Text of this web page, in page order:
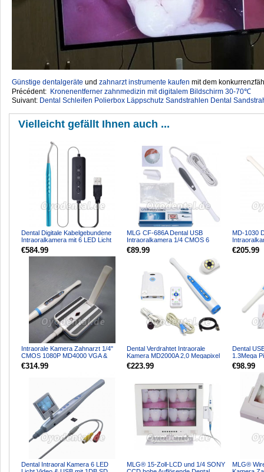
Günstige dentalgeräte ‎ und zahnarzt instrumente kaufen mit dem
Précédent: Kronenentferner zahnmedizin mit digitalem Bildschirm 30-70℃
Suivant: Dental Schleifen Polierbox Läppschutz Sandstrahlen Dental
Vielleicht gefällt Ihnen auch ...
Dental Digitale Kabelgebundene
Intraoralkamera mit 6 LED Licht
Fußsteuerung und ...
€584.99
MLG CF-686A Dental USB
Intraoralkamera 1/4 CMOS 6
LEDs 1,3 MP
€89.99
MD-1030
High-
€205.99
Intraorale Kamera Zahnarzt 1/4"
CMOS 1080P MD4000 VGA &
HDMI 8 Stück Blaue LED +...
€314.99
Dental Verdrahtet Intraorale
Kamera MD2000A 2,0 Megapixel
1/4 Sony CCD-Sensor
€223.99
Dental
1.3Mega
€98.99
Dental Intraoral Kamera 6 LED
MLG® 15-Zoll-LCD und 1/4 SONY
MLG®